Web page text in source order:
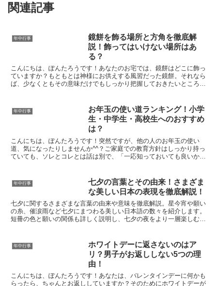
関連記事
年中行事
鏡餅を飾る場所と方角を徹底解
説！飾ってはいけない場所はあ
る？
こんにちは、ぽんたろうです！あなたのお宅では、鏡餅はどこに飾っ
ていますか？もともとは神様にお供えする風習だった鏡餅。それなら
ば、少なくともその意味だけでもしっかり把握しておきたいところで
年中行事
お年玉の使い道ランキング！小学
生・中学生・高校生へのおすすめ
は？
こんにちは、ぽんたろうです！突然ですが、他の人のお年玉の使い
道、気になったりしませんか^^？ご家庭での教育方針はしっかり持っ
ていても、ソレとコレとは話は別で、「一応知っておいても良いか
年中行事
七夕の言葉とその由来！さまざま
な美しい日本の表現を徹底解説！
七夕に関するさまざまな言葉の由来や意味を徹底解説。星今宵や願い
の糸、催涙雨など七夕にまつわる美しい日本語の数々を紹介します。
短冊の色と願いの関係も詳しく説明し、七夕の夜をより一層楽しむた
年中行事
ホワイトデーに返さないのはア
リ？男子がお返ししない5つの理
由！
こんにちは、ぽんたろうです！あなたは、バレンタインデーに何かも
らったら、ちゃんとお返ししていますか？そのためにホワイトデーが